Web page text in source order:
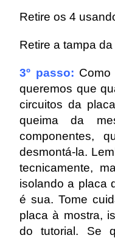
Retire os 4
Retire a tampa da
3º passo:
queremos que
circuitos da
queima da
componentes,
desmontá-la.
tecnicamente,
isolando a placa
é sua. Tome
placa à mostra,
do tutorial. Se